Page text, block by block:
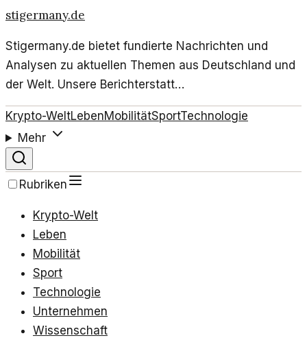
stigermany.de
Stigermany.de bietet fundierte Nachrichten und
Analysen zu aktuellen Themen aus Deutschland und
der Welt. Unsere Berichterstatt…
Krypto-WeltLebenMobilitätSportTechnologie
Mehr
Rubriken
Krypto-Welt
Leben
Mobilität
Sport
Technologie
Unternehmen
Wissenschaft